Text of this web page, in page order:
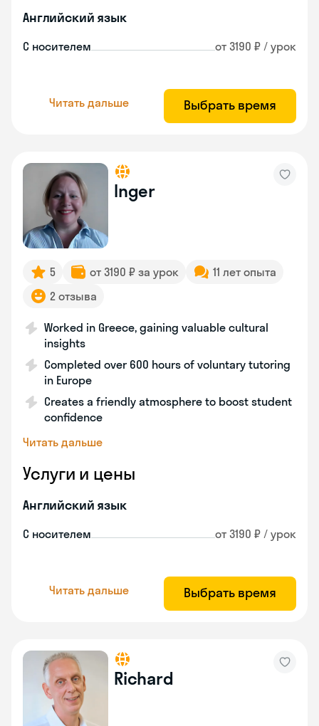
Английский язык
С носителем от 3190 ₽ / урок
Читать дальше Выбрать время
Inger
5 от 3190 ₽ за урок
11 лет опыта
2 отзыва
Worked in Greece, gaining valuable cultural
insights
Completed over 600 hours of voluntary tutoring
in Europe
Creates a friendly atmosphere to boost student
confidence
Читать дальше
Услуги и цены
Английский язык
С носителем от 3190 ₽ / урок
Читать дальше Выбрать время
Richard